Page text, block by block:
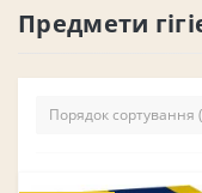
Предмети